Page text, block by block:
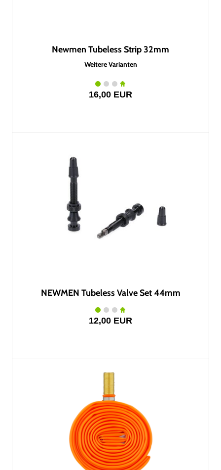
Newmen Tubeless Strip 32mm
Weitere Varianten
16,00 EUR
NEWMEN Tubeless Valve Set 44mm
12,00 EUR